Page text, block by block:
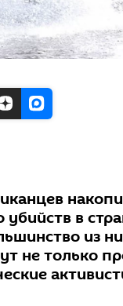
в
из
не только